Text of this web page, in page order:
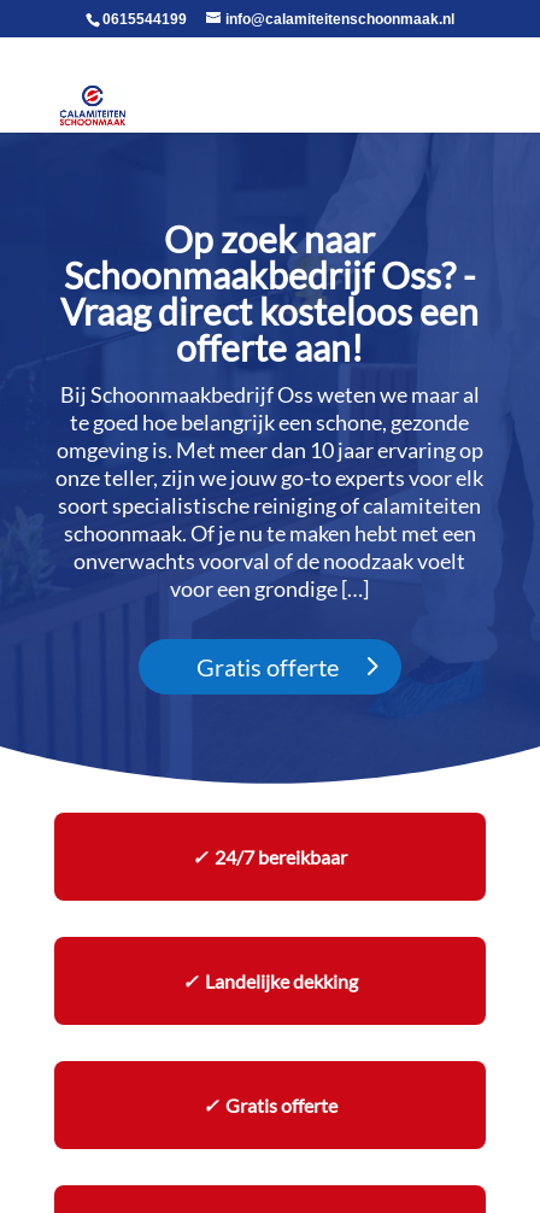
voor in de body0615544199 info@calamiteitenschoonmaak.nl
Op zoek naar
Schoonmaakbedrijf Oss? -
Vraag direct kosteloos een
offerte aan!
Bij Schoonmaakbedrijf Oss weten we maar al
te goed hoe belangrijk een schone, gezonde
omgeving is.​ Met meer dan 10 jaar ervaring op
onze teller, zijn we jouw go-to experts voor elk
soort specialistische reiniging of calamiteiten
schoonmaak.​ Of je nu te maken hebt met een
onverwachts voorval of de noodzaak voelt
voor een grondige […]
Gratis offerte
✓24/7 bereikbaar
✓ Landelijke dekking
✓Gratis offerte